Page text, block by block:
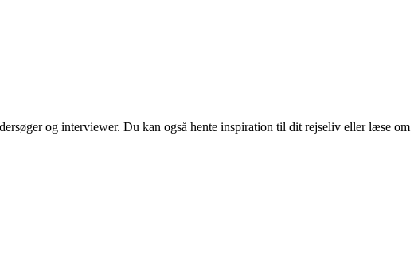
og interviewer. Du kan også hente inspiration til dit rejseliv eller læse om